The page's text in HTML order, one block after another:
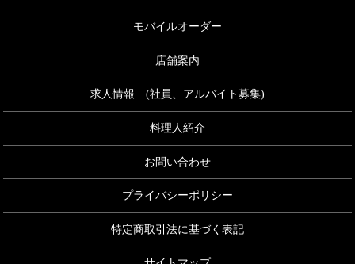
モバイルオーダー
店舗案内
求人情報 (社員、アルバイト募集)
料理人紹介
お問い合わせ
プライバシーポリシー
特定商取引法に基づく表記